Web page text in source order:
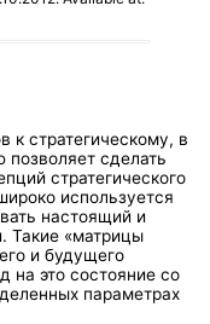
к стратегическому, в
сделать
стратегического
используется
настоящий и
Такие «матрицы
и будущего
на это состояние со
параметрах